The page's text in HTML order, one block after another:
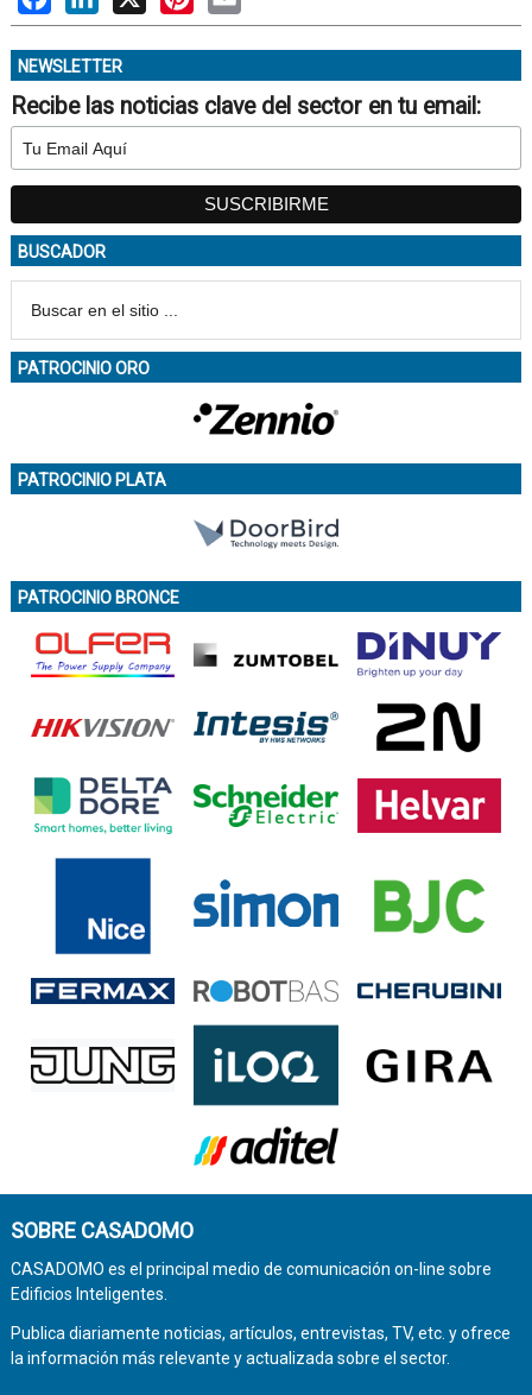
NEWSLETTER
Recibe las noticias clave del sector en tu email:
BUSCADOR
PATROCINIO ORO
PATROCINIO PLATA
PATROCINIO BRONCE
SOBRE CASADOMO
CASADOMO es el principal medio de comunicación on-line sobre
Edificios Inteligentes.
Publica diariamente noticias, artículos, entrevistas, TV, etc. y ofrece
la información más relevante y actualizada sobre el sector.